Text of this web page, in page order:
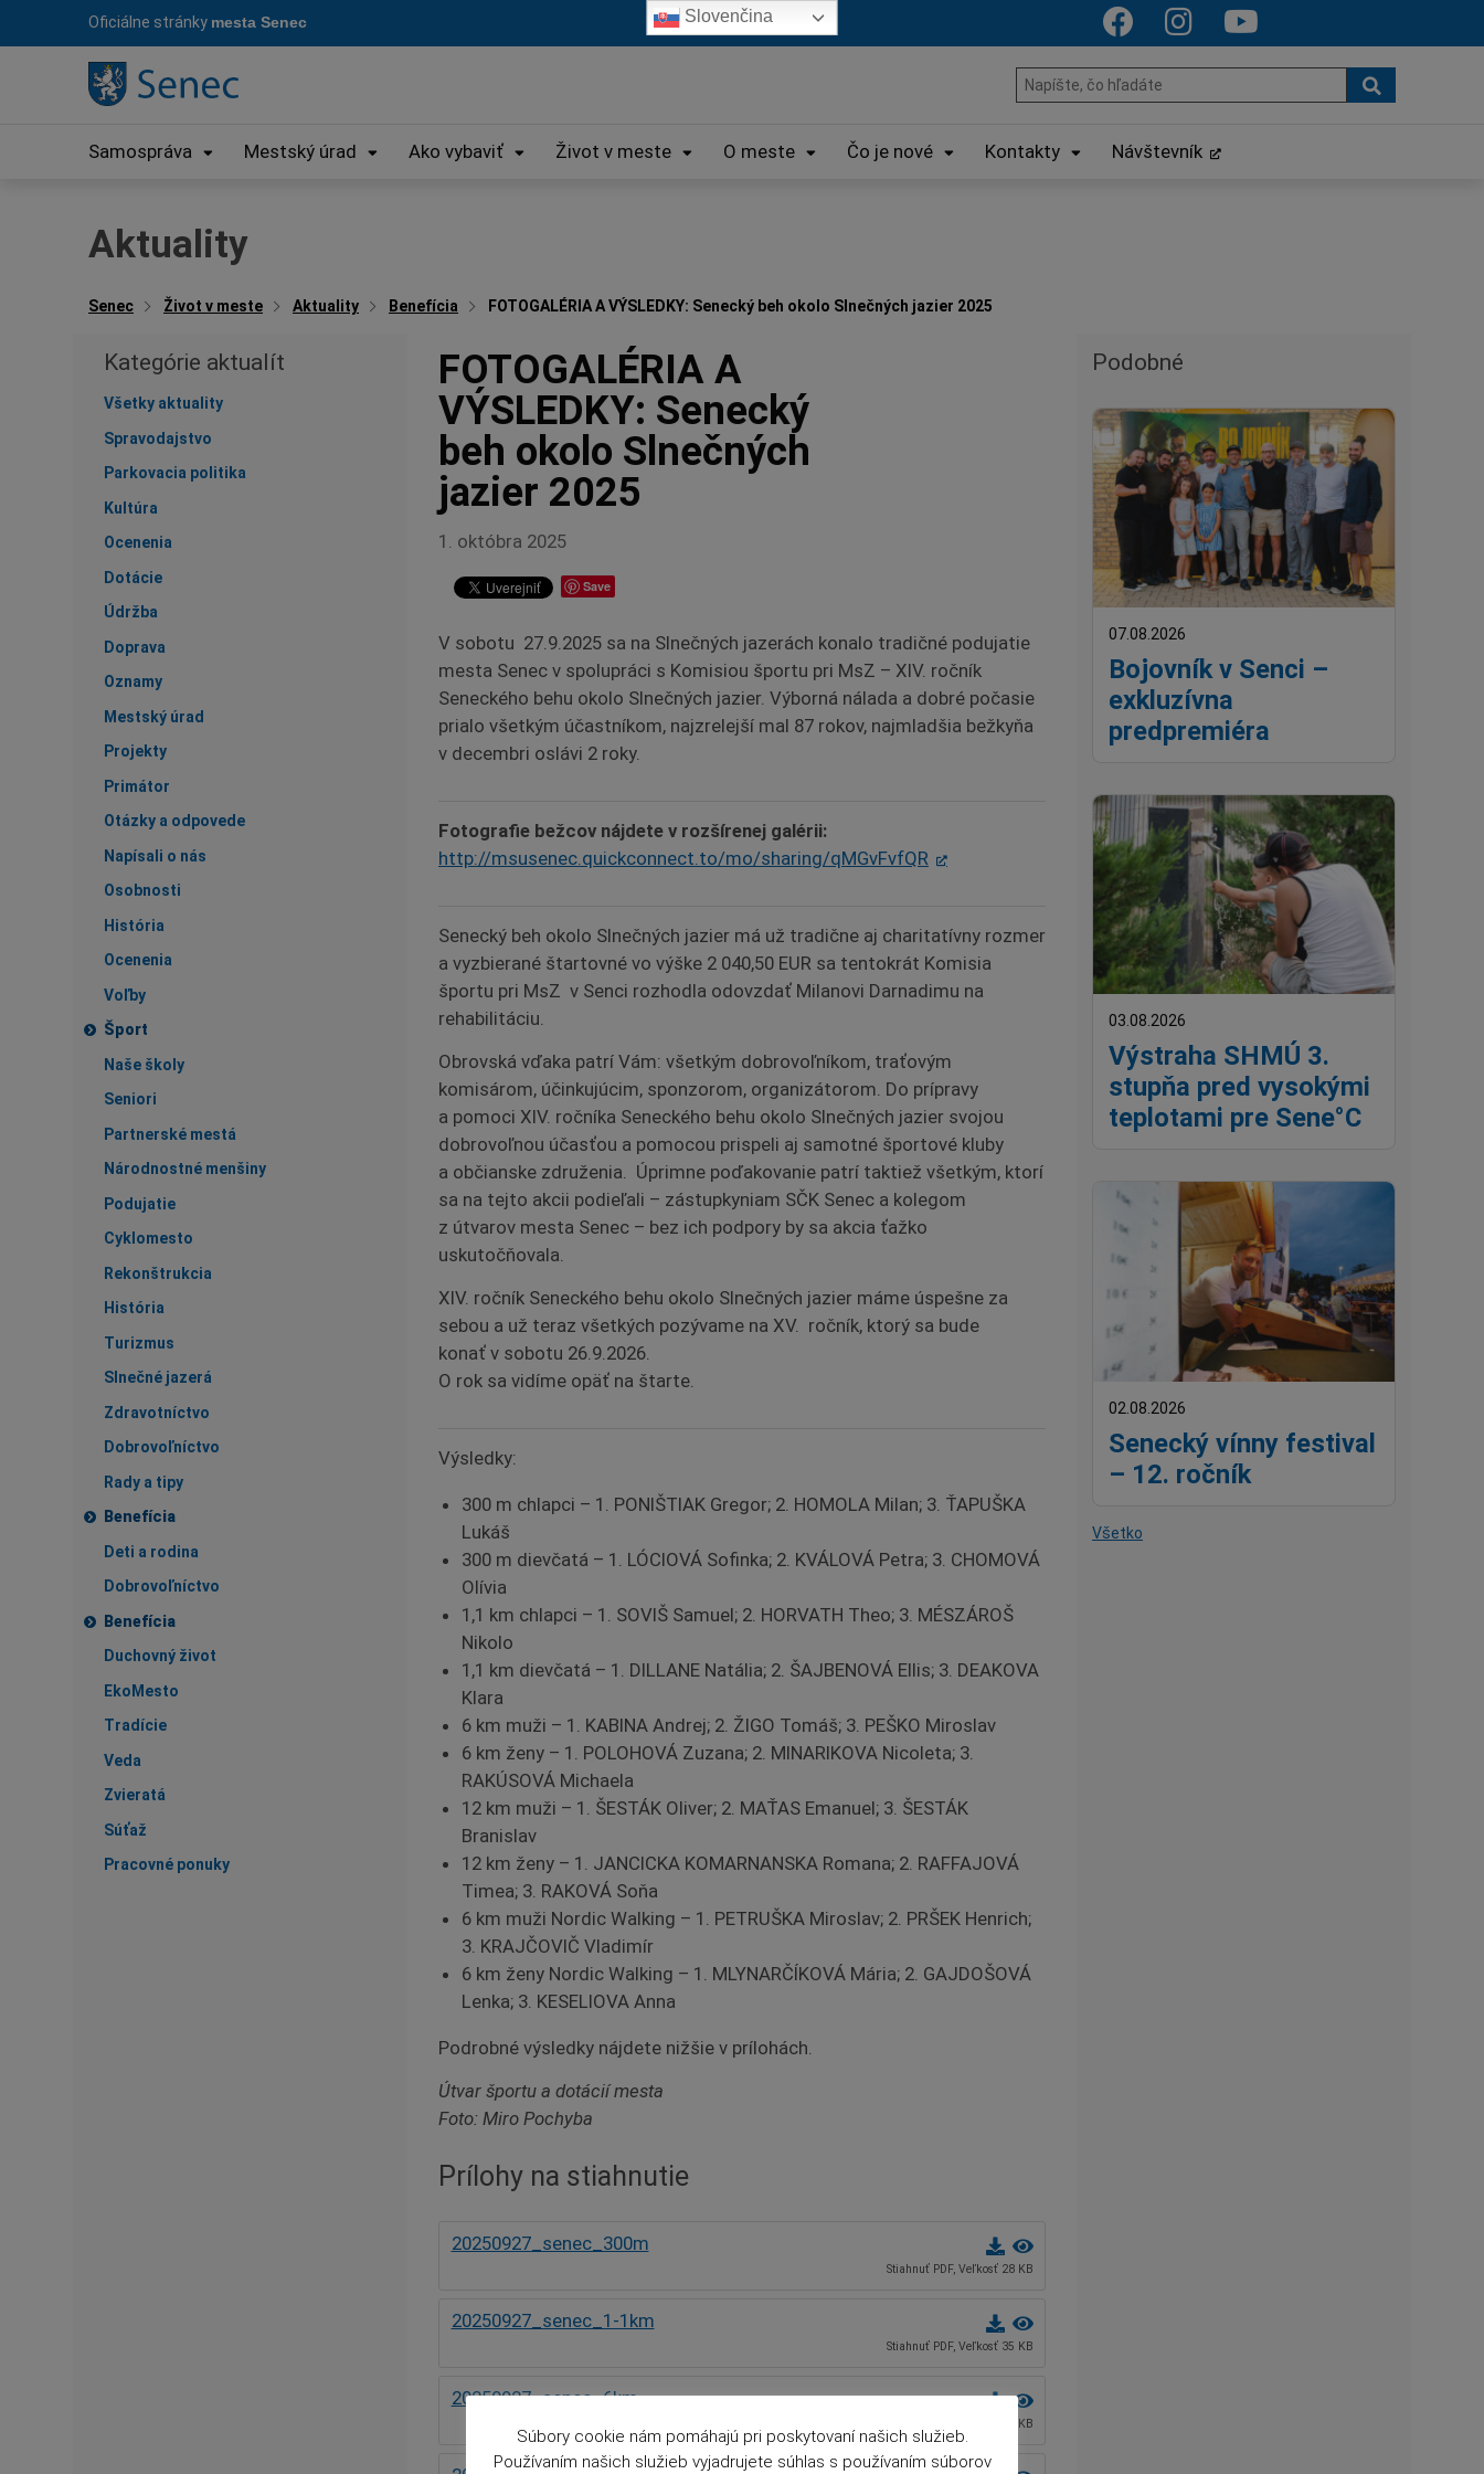
Oficiálne stránky mesta Senec
Hľadať:
Samospráva Mestský úrad Ako vybaviť Život v meste O meste Čo je nové Kontakty Návštevník
Aktuality
Senec Život v meste Aktuality Benefícia FOTOGALÉRIA A VÝSLEDKY: Senecký beh okolo Slnečných jazier 2025
Kategórie aktualít
Všetky aktuality
Spravodajstvo
Parkovacia politika
Kultúra
Ocenenia
Dotácie
Údržba
Doprava
Oznamy
Mestský úrad
Projekty
Primátor
Otázky a odpovede
Napísali o nás
Osobnosti
História
Ocenenia
Voľby
Šport
Naše školy
Seniori
Partnerské mestá
Národnostné menšiny
Podujatie
Cyklomesto
Rekonštrukcia
História
Turizmus
Slnečné jazerá
Zdravotníctvo
Dobrovoľníctvo
Rady a tipy
Benefícia
Deti a rodina
Dobrovoľníctvo
Benefícia
Duchovný život
EkoMesto
Tradície
Veda
Zvieratá
Súťaž
Pracovné ponuky
FOTOGALÉRIA A
VÝSLEDKY: Senecký
beh okolo Slnečných
jazier 2025
1. októbra 2025
Save
V sobotu 27.9.2025 sa na Slnečných jazerách konalo tradičné podujatie
mesta Senec v spolupráci s Komisiou športu pri MsZ – XIV. ročník
Seneckého behu okolo Slnečných jazier. Výborná nálada a dobré počasie
prialo všetkým účastníkom, najzrelejší mal 87 rokov, najmladšia bežkyňa
v decembri oslávi 2 roky.
Fotografie bežcov nájdete v rozšírenej galérii:
http://msusenec.quickconnect.to/mo/sharing/qMGvFvfQR
Senecký beh okolo Slnečných jazier má už tradične aj charitatívny rozmer
a vyzbierané štartovné vo výške 2 040,50 EUR sa tentokrát Komisia
športu pri MsZ v Senci rozhodla odovzdať Milanovi Darnadimu na
rehabilitáciu.
Obrovská vďaka patrí Vám: všetkým dobrovoľníkom, traťovým
komisárom, účinkujúcim, sponzorom, organizátorom. Do prípravy
a pomoci XIV. ročníka Seneckého behu okolo Slnečných jazier svojou
dobrovoľnou účasťou a pomocou prispeli aj samotné športové kluby
a občianske združenia. Úprimne poďakovanie patrí taktiež všetkým, ktorí
sa na tejto akcii podieľali – zástupkyniam SČK Senec a kolegom
z útvarov mesta Senec – bez ich podpory by sa akcia ťažko
uskutočňovala.
XIV. ročník Seneckého behu okolo Slnečných jazier máme úspešne za
sebou a už teraz všetkých pozývame na XV. ročník, ktorý sa bude
konať v sobotu 26.9.2026.
O rok sa vidíme opäť na štarte.
Výsledky:
300 m chlapci – 1. PONIŠTIAK Gregor; 2. HOMOLA Milan; 3. ŤAPUŠKA
Lukáš
300 m dievčatá – 1. LÓCIOVÁ Sofinka; 2. KVÁLOVÁ Petra; 3. CHOMOVÁ
Olívia
1,1 km chlapci – 1. SOVIŠ Samuel; 2. HORVATH Theo; 3. MÉSZÁROŠ
Nikolo
1,1 km dievčatá – 1. DILLANE Natália; 2. ŠAJBENOVÁ Ellis; 3. DEAKOVA
Klara
6 km muži – 1. KABINA Andrej; 2. ŽIGO Tomáš; 3. PEŠKO Miroslav
6 km ženy – 1. POLOHOVÁ Zuzana; 2. MINARIKOVA Nicoleta; 3.
RAKÚSOVÁ Michaela
12 km muži – 1. ŠESTÁK Oliver; 2. MAŤAS Emanuel; 3. ŠESTÁK
Branislav
12 km ženy – 1. JANCICKA KOMARNANSKA Romana; 2. RAFFAJOVÁ
Timea; 3. RAKOVÁ Soňa
6 km muži Nordic Walking – 1. PETRUŠKA Miroslav; 2. PRŠEK Henrich;
3. KRAJČOVIČ Vladimír
6 km ženy Nordic Walking – 1. MLYNARČÍKOVÁ Mária; 2. GAJDOŠOVÁ
Lenka; 3. KESELIOVA Anna
Podrobné výsledky nájdete nižšie v prílohách.
Útvar športu a dotácií mesta
Foto: Miro Pochyba
Prílohy na stiahnutie
20250927_senec_300m
Stiahnuť PDF, Veľkosť 28 KB
20250927_senec_1-1km
Stiahnuť PDF, Veľkosť 35 KB
20250927_senec_6km_
Stiahnuť PDF, Veľkosť 47 KB
Podobné
Bojovník v Senci –
exkluzívna
predpremiéra
07.08.2026
Výstraha SHMÚ 3.
stupňa pred vysokými
teplotami pre Sene°C
03.08.2026
Senecký vínny festival
– 12. ročník
02.08.2026
Všetko
Súbory cookie nám pomáhajú pri poskytovaní našich služieb.
Používaním našich služieb vyjadrujete súhlas s používaním súborov
Slovenčina